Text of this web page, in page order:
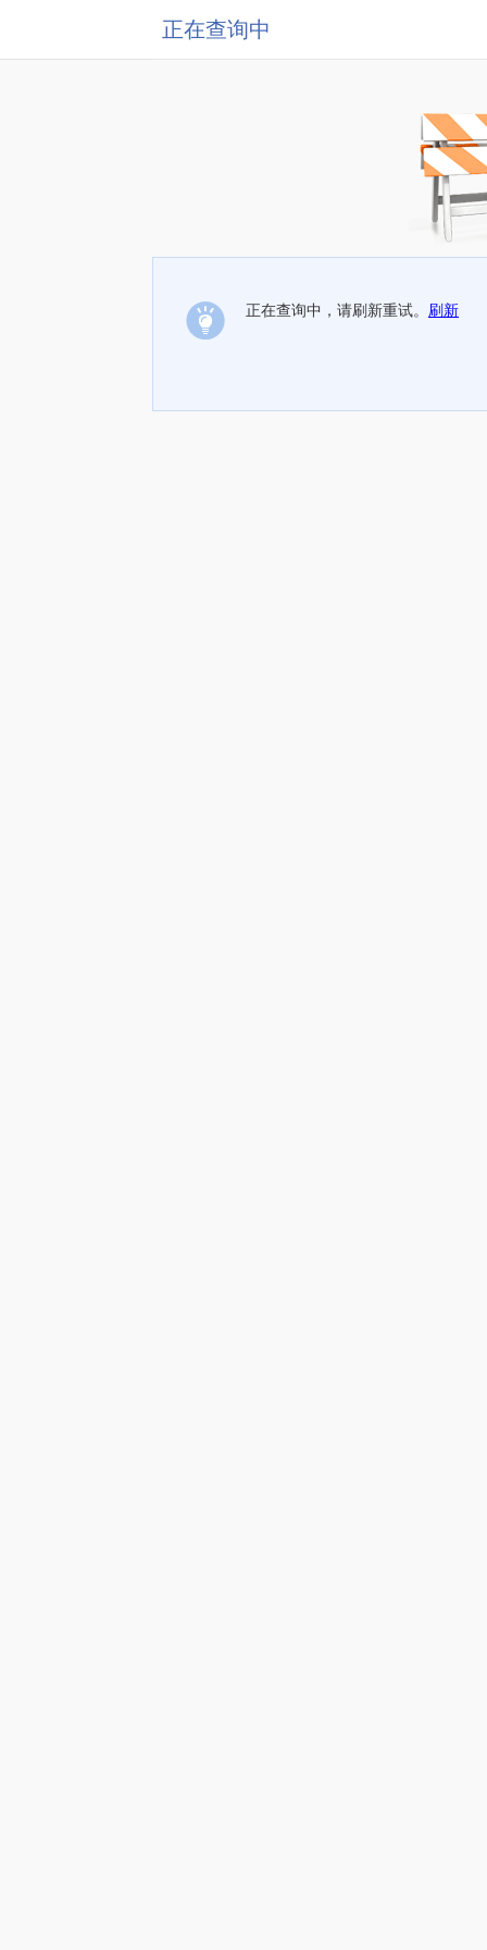
正在查询中
正在查询中，请刷新重试。 刷新